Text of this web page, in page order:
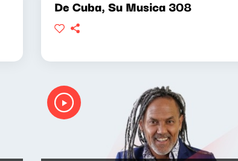
De Cuba, Su Musica 308